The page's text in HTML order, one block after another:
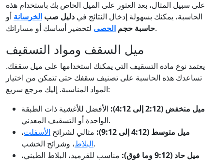
على سبيل المثال، بعد العثور على الميل الخاص بك باستخدام هذه
الحاسبة، يمكنك بسهولة إدخال النتائج في دليل صب الخرسانة أو
حاسبة حجم الحصى لتحضير أساسك أو مساراتك.
ميل السقف ومواد التسقيف
يعتمد نوع مادة التسقيف التي يمكنك استخدامها على ميل سقفك.
تساعدك هذه الحاسبة على تصنيف سقفك حتى تتمكن من اختيار
المواد المناسبة. إليك مرجع سريع:
ميل منخفض (2:12 إلى 4:12):
الأفضل للأغشية ذات الطبقة
الواحدة أو التسقيف المعدني.
ميل متوسط (4:12 إلى 9:12):
مثالي لشرائح الأسفلت،
البلاط، وشرائح الخشب.
ميل حاد (9:12 وما فوق):
مناسب للقرميد، البلاط الطيني،